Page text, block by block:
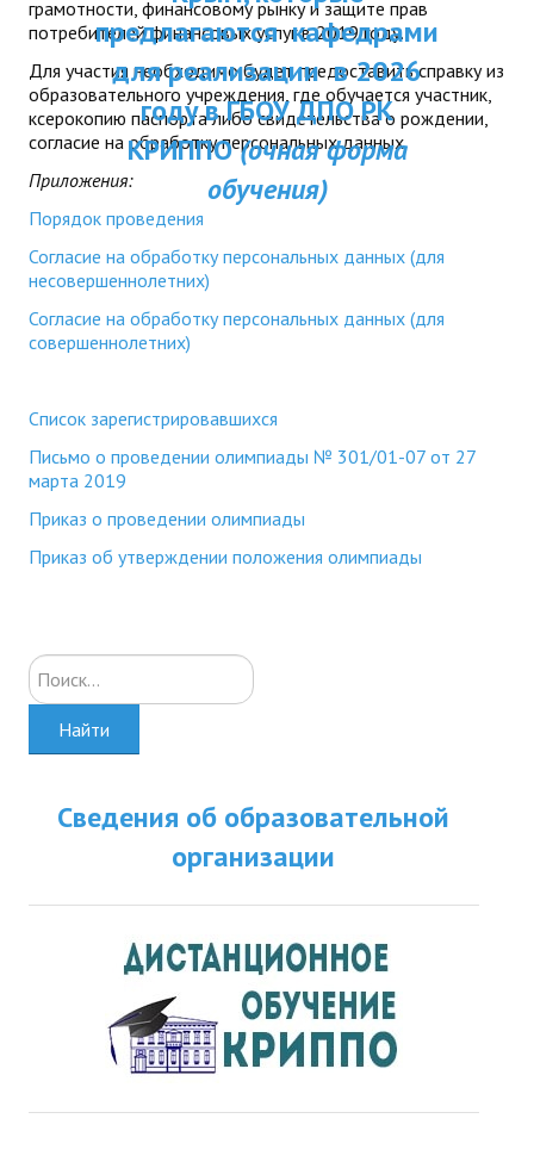
ДПО
Профессиональная переподготовка
Повышение квалификации
КОНТАКТЫ
ДПП ПК:
Актуальное
занятий
предлагаются кафедрами
для реализации в 2026
году в ГБОУ ДПО РК
КРИППО(очная форма
обучения)
грамотности, финансовому рынку и защите прав
потребителей финансовых услуг в 2019 году.
Для участия необходимо будет предоставить справку из
образовательного учреждения, где обучается участник,
ксерокопию паспорта либо свидетельства о рождении,
согласие на обработку персональных данных.
Приложения:
Порядок проведения
Согласие на обработку персональных данных (для
несовершеннолетних)
Согласие на обработку персональных данных (для
совершеннолетних)
Список зарегистрировавшихся
Письмо о проведении олимпиады № 301/01-07 от 27
марта 2019
Приказ о проведении олимпиады
Приказ об утверждении положения олимпиады
Искать...
Найти
Сведения об образовательной
организации